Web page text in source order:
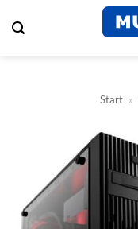
Inhalt
Start »